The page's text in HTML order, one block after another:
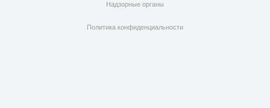
Надзорные органы
Политика конфиденциальности